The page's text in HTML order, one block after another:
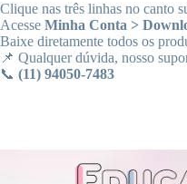
Clique nas três linhas no canto
Acesse Minha Conta >
Baixe diretamente todos os
📌 Qualquer dúvida, nosso
📞 (11) 94050-7483